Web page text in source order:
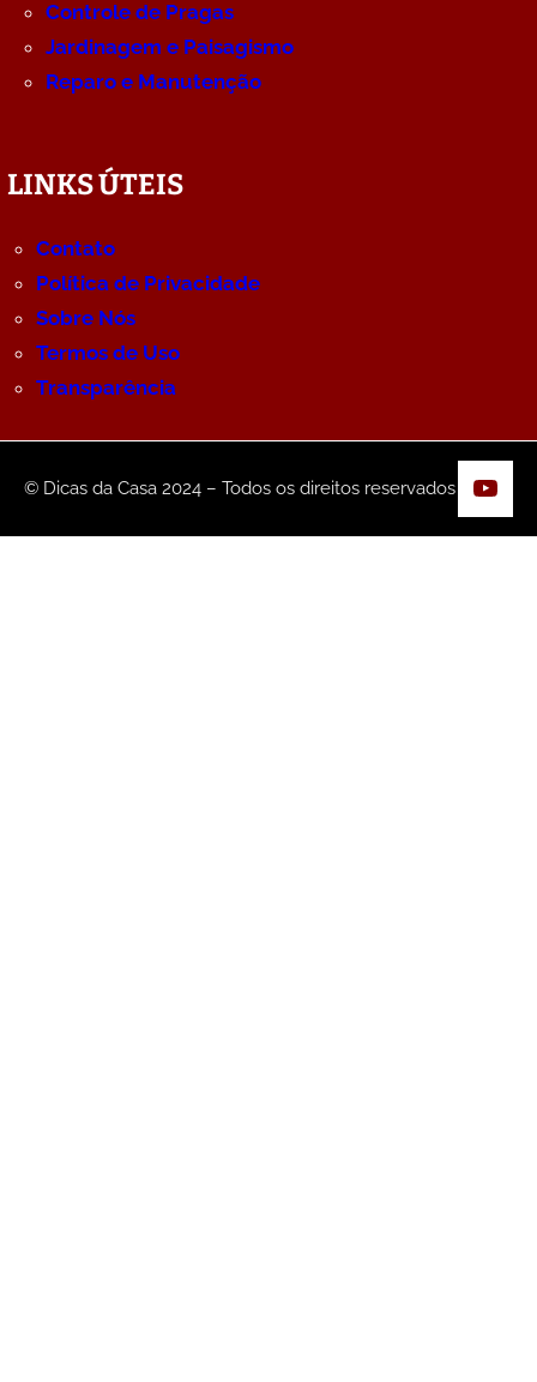
Controle de Pragas
Jardinagem e Paisagismo
Reparo e Manutenção
LINKS ÚTEIS
Contato
Política de Privacidade
Sobre Nós
Termos de Uso
Transparência
© Dicas da Casa 2024 – Todos os direitos reservados